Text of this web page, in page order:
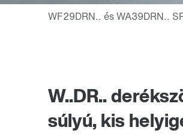
W..DR..
súlyú, kis